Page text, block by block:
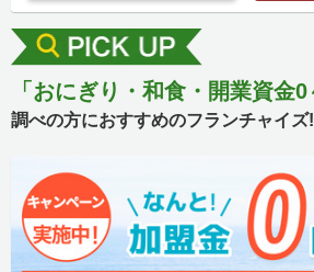
「おにぎり・和食・開業資金0
調べの方におすすめのフランチャイズ!